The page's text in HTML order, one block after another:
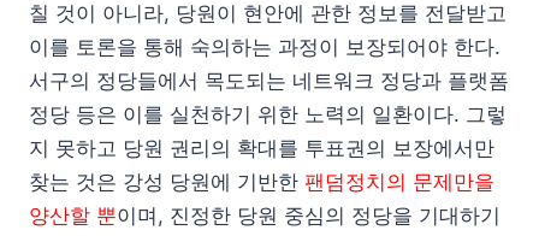
칠 것이 아니라, 당원이 현안에 관한 정보를 전달받고
이를 토론을 통해 숙의하는 과정이 보장되어야 한다.
서구의 정당들에서 목도되는 네트워크 정당과 플랫폼
정당 등은 이를 실천하기 위한 노력의 일환이다. 그렇
지 못하고 당원 권리의 확대를 투표권의 보장에서만
찾는 것은 강성 당원에 기반한 팬덤정치의 문제만을
양산할 뿐이며, 진정한 당원 중심의 정당을 기대하기